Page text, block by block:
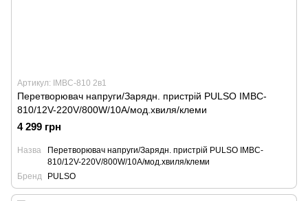
Артикул: IMBC-810 2в1
Перетворювач напруги/Зарядн. пристрій PULSO IMBC-
810/12V-220V/800W/10A/мод.хвиля/клеми
4 299 грн
Назва
Перетворювач напруги/Зарядн. пристрій PULSO IMBC-
810/12V-220V/800W/10A/мод.хвиля/клеми
Бренд
PULSO